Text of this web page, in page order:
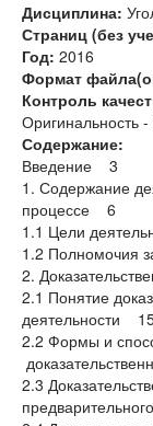
Дисциплина:
Страниц (без
Год: 2016
Формат
Контроль
Оригинальность
Содержание:
Введение 3
1. Содержание
процессе 6
1.1 Цели
1.2 Полномочия
2.
2.1 Понятие
деятельности
2.2 Формы и
2.3